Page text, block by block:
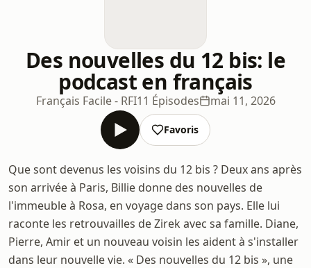
Des nouvelles du 12 bis: le
podcast en français
Français Facile - RFI11 Épisodes mai 11, 2026
Favoris
Que sont devenus les voisins du 12 bis ? Deux ans après
son arrivée à Paris, Billie donne des nouvelles de
l'immeuble à Rosa, en voyage dans son pays. Elle lui
raconte les retrouvailles de Zirek avec sa famille. Diane,
Pierre, Amir et un nouveau voisin les aident à s'installer
dans leur nouvelle vie. « Des nouvelles du 12 bis », une